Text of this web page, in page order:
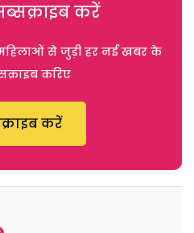
करें
से जुड़ी हर नई खबर के
करिए
करें